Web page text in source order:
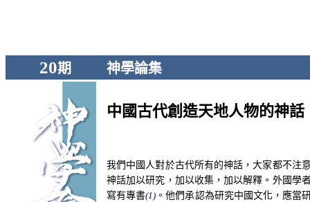
20期 神學論集
中國古代創造天地人物的神話
我們中國人對於古代所有的神話，大家都不注
神話加以研究，加以收集，加以解釋。外國學
寫有專書(1) 。他們承認為研究中國文化，應當